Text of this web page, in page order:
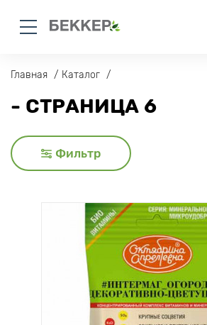
Главная Каталог
- СТРАНИЦА 6
Фильтр